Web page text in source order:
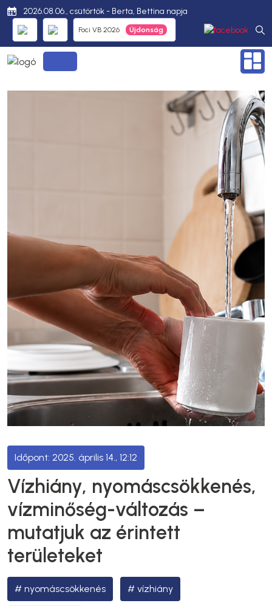
2026.08.06., csütörtök - Berta, Bettina napja
Foci VB 2026
2025. április 14., 12:12
Vízhiány, nyomáscsökkenés,
vízminőség-változás –
mutatjuk az érintett
területeket
nyomáscsökkenés vízhiány